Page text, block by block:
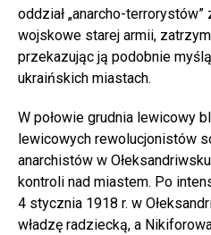
oddział „anarcho-
wojskowe starej armii,
przekazując ją podobnie
ukraińskich miastach.
W połowie grudnia lewicowy
lewicowych rewolucjonistów
anarchistów w
kontroli nad miastem. Po
4 stycznia 1918 r. w
władzę radziecką, a